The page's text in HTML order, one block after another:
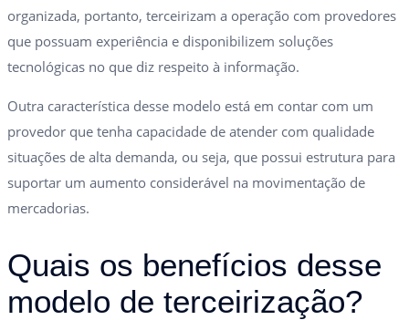
organizada, portanto, terceirizam a operação com provedores
que possuam experiência e disponibilizem soluções
tecnológicas no que diz respeito à informação.
Outra característica desse modelo está em contar com um
provedor que tenha capacidade de atender com qualidade
situações de alta demanda, ou seja, que possui estrutura para
suportar um aumento considerável na movimentação de
mercadorias.
Quais os benefícios desse
modelo de terceirização?